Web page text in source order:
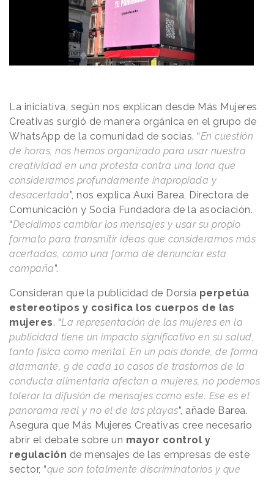
La iniciativa, según nos explican desde Más Mujeres
Creativas surgió de manera orgánica en el grupo de
WhatsApp de la comunidad de socias. “En cuestión
de horas, nos hemos organizado para usar nuestra
creatividad en una protesta contra una lona que
consideramos profundamente inapropiada y
desacertada”, nos explica Auxi Barea, Directora de
Comunicación y Socia Fundadora de la asociación.
“Decidimos cambiar los mensajes y usar su propio
formato para transmitir ideas que consideramos más
acertadas, como una forma de denunciar esta
campaña”.
Consideran que la publicidad de Dorsia perpetúa
estereotipos y cosifica los cuerpos de las
mujeres. “La representación de las mujeres en la
publicidad tiene un impacto significativo en su salud,
tanto física como mental. En un país donde, de forma
alarmante, 9 de cada 10 casos de trastornos de la
conducta alimentaria afectan a mujeres, no podemos
tolerar la difusión de mensajes como este. Ese es el
panorama real y no el de las playas”, añade Barea.
Asegura que Más Mujeres Creativas cree necesario
abrir el debate sobre un mayor control y
regulación de mensajes de las empresas de este
sector, “que son totalmente discriminatorios y que